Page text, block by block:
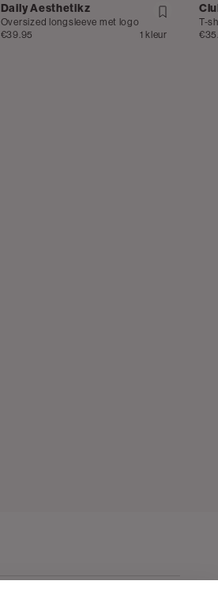
Daily Aesthetikz
Oversized longsleeve met logo
€39.95
1 kleur
T-